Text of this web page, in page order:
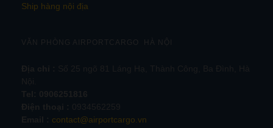
Ship hàng nội địa
VĂN PHÒNG AIRPORTCARGO HÀ NỘI
contact@airportcargo.vn